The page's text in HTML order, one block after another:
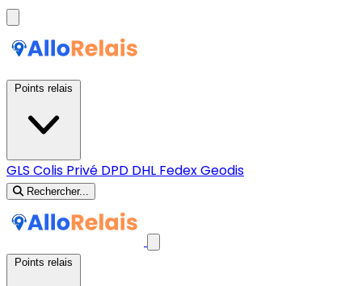
GLS Colis Privé DPD DHL FedexGeodis
Rechercher...